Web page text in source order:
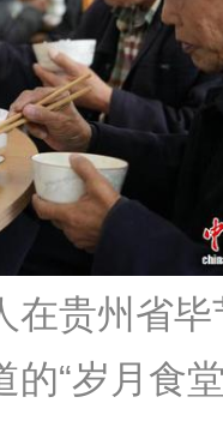
贵州省毕
“岁月食